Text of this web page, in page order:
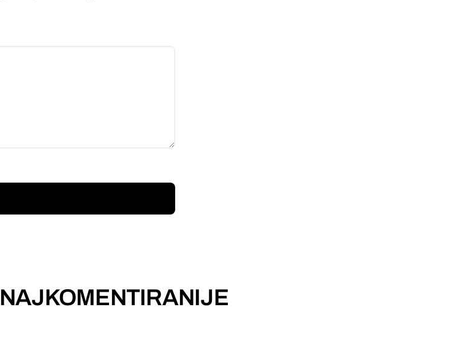
NAJKOMENTIRANIJE